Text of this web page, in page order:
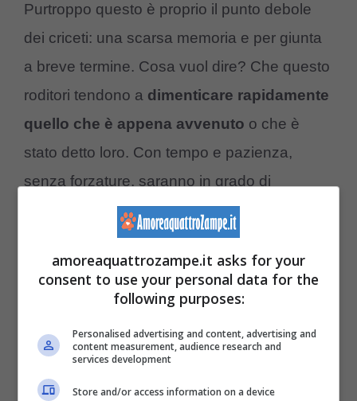
Purtroppo questo è proprio il punto debole
dei criceti: una scarsa memoria e per giunta
a breve termine. Cosa vuol dire? Che questo
roditori tendono a dimenticare rapidamente
quello che è appena avvenuto o che è
stato detto loro. Con tempo e pazienza,
senza forzature, saranno in grado di
imparare e ricordare odori, posizione degli
oggetti o accessori che compongono la sua
routine. Il criceto imparerà dunque a trovare il
cibo all’interno della sua gabbietta, allo
gabbia ricordando la via d’uscita.
amoreaquattrozampe.it asks for your
consent to use your personal data for the
following purposes:
Personalised advertising and content, advertising and
content measurement, audience research and
services development
Store and/or access information on a device